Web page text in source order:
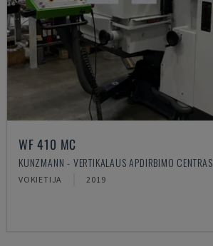
WF 410 MC
KUNZMANN - VERTIKALAUS APDIRBIMO CENTRAS
VOKIETIJA 2019